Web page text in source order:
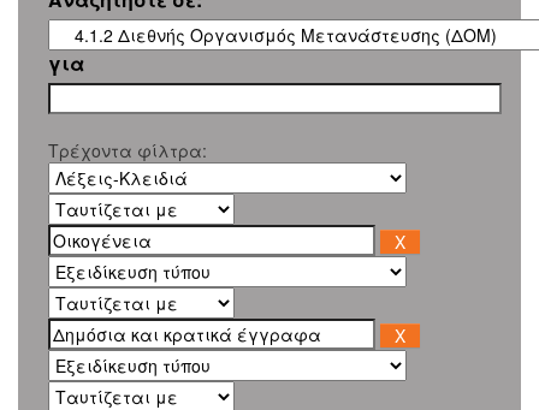
για
Τρέχοντα φίλτρα: